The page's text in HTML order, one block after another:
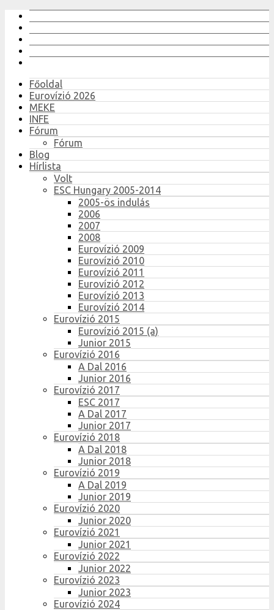
Főoldal
Eurovízió 2026
MEKE
INFE
Fórum
Fórum
Blog
Hírlista
Volt
ESC Hungary 2005-2014
2005-ös indulás
2006
2007
2008
Eurovízió 2009
Eurovízió 2010
Eurovízió 2011
Eurovízió 2012
Eurovízió 2013
Eurovízió 2014
Eurovízió 2015
Eurovízió 2015 (a)
Junior 2015
Eurovízió 2016
A Dal 2016
Junior 2016
Eurovízió 2017
ESC 2017
A Dal 2017
Junior 2017
Eurovízió 2018
A Dal 2018
Junior 2018
Eurovízió 2019
A Dal 2019
Junior 2019
Eurovízió 2020
Junior 2020
Eurovízió 2021
Junior 2021
Eurovízió 2022
Junior 2022
Eurovízió 2023
Junior 2023
Eurovízió 2024